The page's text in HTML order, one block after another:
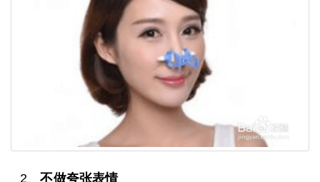
2、不做夸张表情